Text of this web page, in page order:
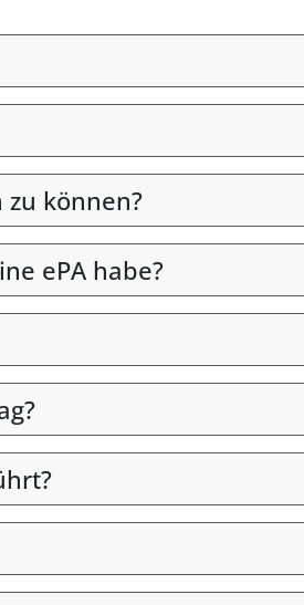
können?
ePA habe?